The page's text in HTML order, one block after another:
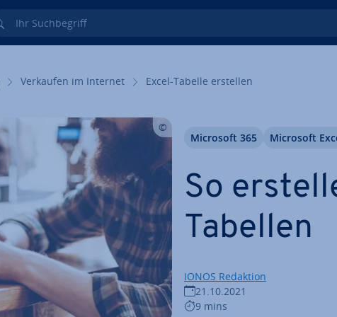
Ihr Such­be­griff
Verkaufen im Internet Excel-Tabelle erstellen
So
Tabellen
IONOS Redaktion
21.10.2021
9 mins
Microsoft 365 Microsoft